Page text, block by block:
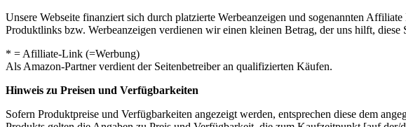
Unsere Webseite finanziert sich durch platzierte Werbeanzeigen und sogenannten
Produktlinks bzw. Werbeanzeigen verdienen wir einen kleinen Betrag, der uns hilft, diese
* = Afilliate-Link (=Werbung)
Als Amazon-Partner verdient der Seitenbetreiber an qualifizierten Käufen.
Hinweis zu Preisen und Verfügbarkeiten
Sofern Produktpreise und Verfügbarkeiten angezeigt werden, entsprechen diese dem